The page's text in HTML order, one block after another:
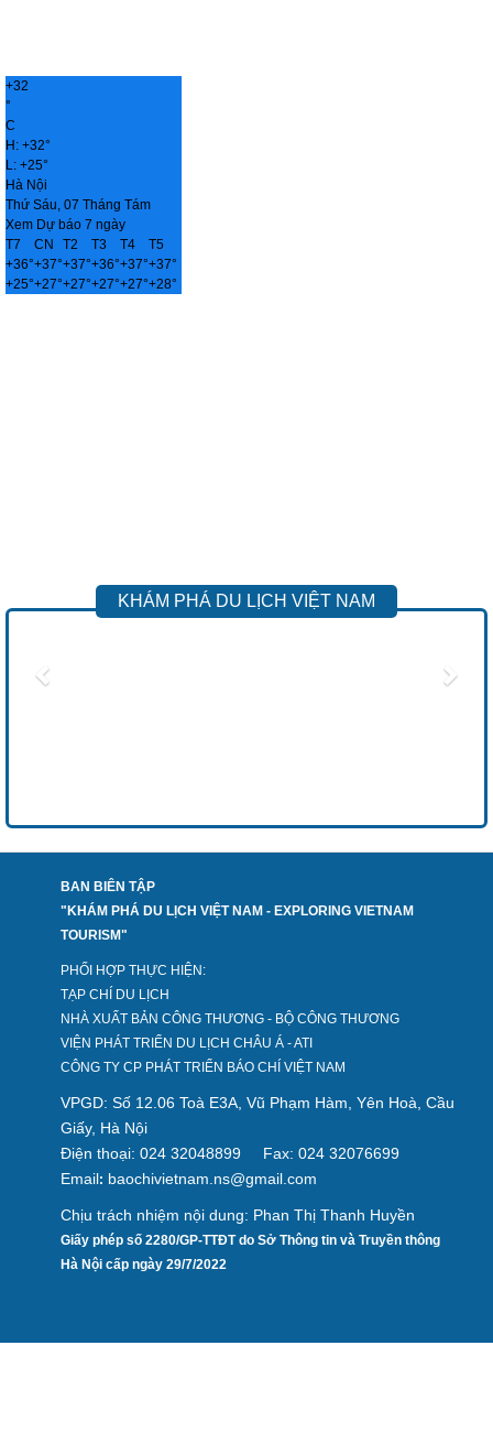
+32
°
C
H: +32°
L: +25°
Hà Nội
Thứ Sáu, 07 Tháng Tám
Xem Dự báo 7 ngày
T7
CN T2 T3 T4
T5
+36°+37°+37°+36°+37°+37°
+25°+27°+27°+27°+27°+28°
KHÁM PHÁ DU LỊCH VIỆT NAM
BAN BIÊN TẬP
"KHÁM PHÁ DU LỊCH VIỆT NAM - EXPLORING VIETNAM
TOURISM"
PHỐI HỢP THỰC HIỆN:
TẠP CHÍ DU LỊCH
NHÀ XUẤT BẢN CÔNG THƯƠNG - BỘ CÔNG THƯƠNG
VIỆN PHÁT TRIỂN DU LỊCH CHÂU Á - ATI
CÔNG TY CP PHÁT TRIỂN BÁO CHÍ VIỆT NAM
VPGD: Số 12.06 Toà E3A, Vũ Phạm Hàm, Yên Hoà, Cầu
Giấy, Hà Nội
Điện thoại: 024 32048899
Fax: 024 32076699
Email: baochivietnam.ns@gmail.com
Chịu trách nhiệm nội dung: Phan Thị Thanh Huyền
Giấy phép số 2280/GP-TTĐT do Sở Thông tin và Truyền thông
Hà Nội cấp ngày 29/7/2022